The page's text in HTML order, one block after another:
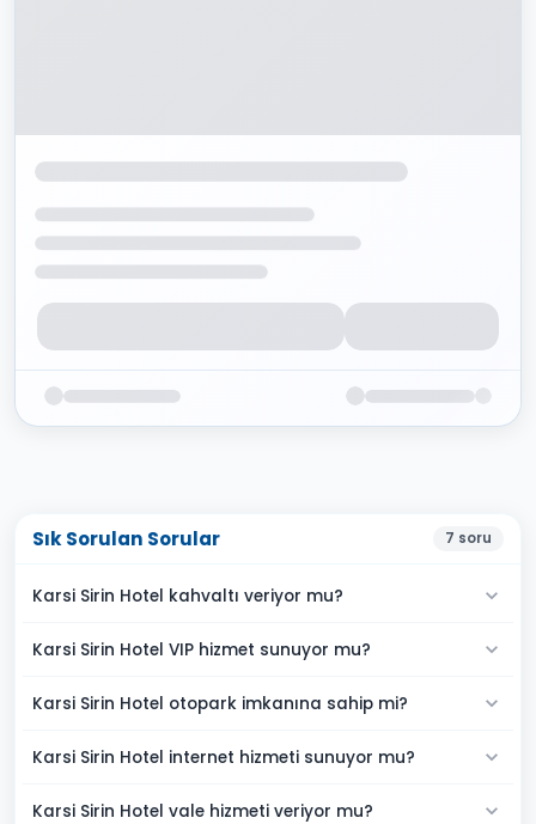
Sık Sorulan Sorular 7 soru
Karsi Sirin Hotel kahvaltı veriyor mu?
Karsi Sirin Hotel VIP hizmet sunuyor mu?
Karsi Sirin Hotel otopark imkanına sahip mi?
Karsi Sirin Hotel internet hizmeti sunuyor mu?
Karsi Sirin Hotel vale hizmeti veriyor mu?